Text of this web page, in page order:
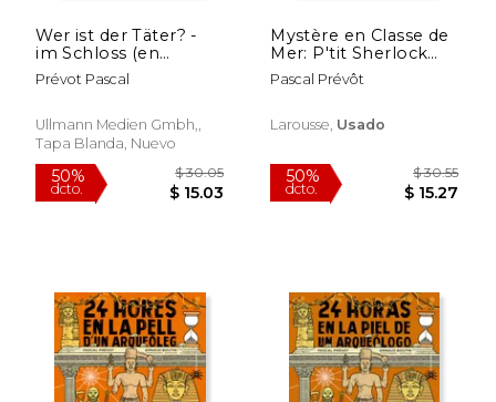
$ 24.99
Wer ist der Täter? -
im Schloss (en
Alemán)
Prévot Pascal
Ullmann Medien Gmbh,,
Tapa Blanda, Nuevo
Mystère en Classe de
Mer: P'tit Sherlock
(en Francés)
Pascal Prévôt
Larousse, Usado